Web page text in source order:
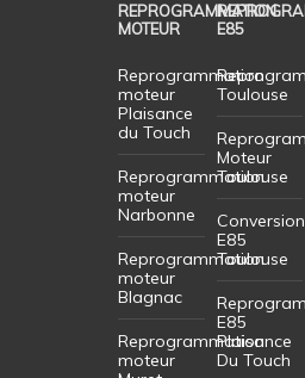
REPROGRAMMATION
MOTEUR
Reprogrammation
moteur
Plaisance
du Touch
Reprogrammation
moteur
Narbonne
Reprogrammation
moteur
Blagnac
Reprogrammation
moteur
E85
Toulouse
Moteur
Toulouse
Conversion
E85
Toulouse
E85
Plaisance
Du Touch